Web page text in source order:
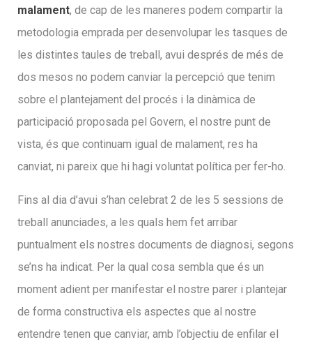
malament, de cap de les maneres podem compartir la
metodologia emprada per desenvolupar les tasques de
les distintes taules de treball, avui després de més de
dos mesos no podem canviar la percepció que tenim
sobre el plantejament del procés i la dinàmica de
participació proposada pel Govern, el nostre punt de
vista, és que continuam igual de malament, res ha
canviat, ni pareix que hi hagi voluntat política per fer-ho.
Fins al dia d’avui s’han celebrat 2 de les 5 sessions de
treball anunciades, a les quals hem fet arribar
puntualment els nostres documents de diagnosi, segons
se’ns ha indicat. Per la qual cosa sembla que és un
moment adient per manifestar el nostre parer i plantejar
de forma constructiva els aspectes que al nostre
entendre tenen que canviar, amb l’objectiu de enfilar el